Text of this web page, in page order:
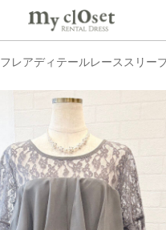
フレアディテールレーススリー